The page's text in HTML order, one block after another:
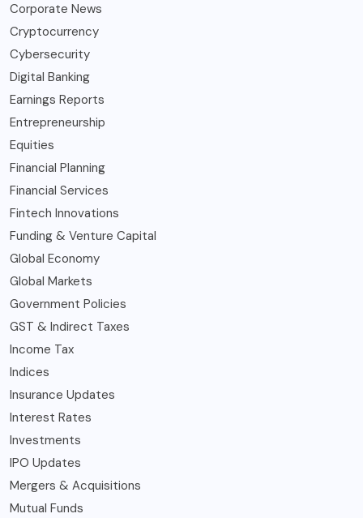
Corporate News
Cryptocurrency
Cybersecurity
Digital Banking
Earnings Reports
Entrepreneurship
Equities
Financial Planning
Financial Services
Fintech Innovations
Funding & Venture Capital
Global Economy
Global Markets
Government Policies
GST & Indirect Taxes
Income Tax
Indices
Insurance Updates
Interest Rates
Investments
IPO Updates
Mergers & Acquisitions
Mutual Funds